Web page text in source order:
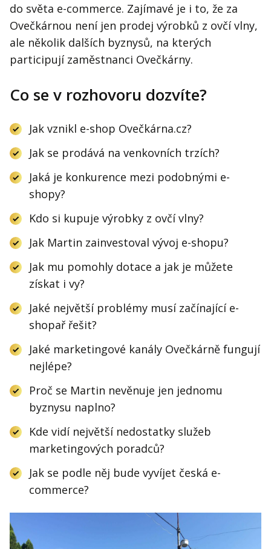
do světa e-commerce. Zajímavé je i to, že za
Ovečkárnou není jen prodej výrobků z ovčí vlny,
ale několik dalších byznysů, na kterých
participují zaměstnanci Ovečkárny.
Co se v rozhovoru dozvíte?
Jak vznikl e-shop Ovečkárna.cz?
Jak se prodává na venkovních trzích?
Jaká je konkurence mezi podobnými e-
shopy?
Kdo si kupuje výrobky z ovčí vlny?
Jak Martin zainvestoval vývoj e-shopu?
Jak mu pomohly dotace a jak je můžete
získat i vy?
Jaké největší problémy musí začínající e-
shopař řešit?
Jaké marketingové kanály Ovečkárně fungují
nejlépe?
Proč se Martin nevěnuje jen jednomu
byznysu naplno?
Kde vidí největší nedostatky služeb
marketingových poradců?
Jak se podle něj bude vyvíjet česká e-
commerce?